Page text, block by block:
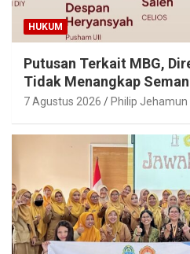
HUKUM
Putusan Terkait MBG,
Tidak Menangkap
7 Agustus 2026 Philip Jehamun